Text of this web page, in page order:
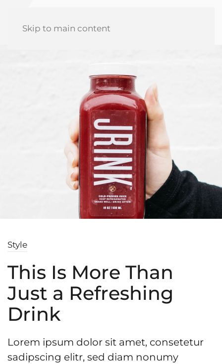
Skip to main content
Style
This Is More Than
Just a Refreshing
Drink
Lorem ipsum dolor sit amet, consetetur
sadipscing elitr, sed diam nonumy